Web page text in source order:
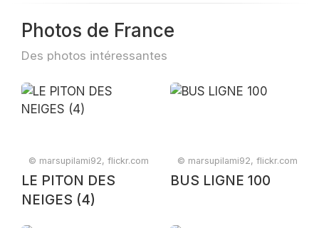
Photos de France
Des photos intéressantes
© marsupilami92, flickr.com
LE PITON DES
NEIGES (4)
© marsupilami92, flickr.com
BUS LIGNE 100